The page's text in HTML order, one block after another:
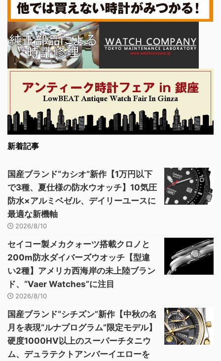
新着記事
国産ブランド“カシオ”新作【1万円以下
で3種、夏仕様の防水ウオッチ】10気圧
防水×アルミベゼル、デイリーユースに
最適な新機軸
2026/8/10
セイコー製メカクォーツ搭載クロノと
200m防水ダイバーズウオッチ【型違
い2種】アメリカ西海岸の未上陸ブラン
ド、“Vaer Watches”に注目
2026/8/10
国産ブランド“シチズン”新作【中秋の名
月を表現“ルナプログラム”限定モデル】
硬度1000HV以上のスーパーチタニウ
ム、デュラテクトアンバーイエローを